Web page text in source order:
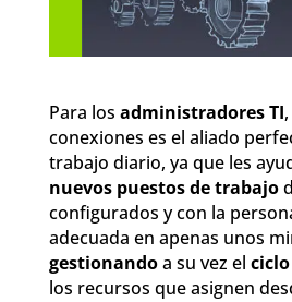
Para los administradores TI
conexiones es el aliado
trabajo diario, ya que les
nuevos puestos de trabajo
configurados y con la
adecuada en apenas unos
gestionandoa su vez el
los recursos que asignen